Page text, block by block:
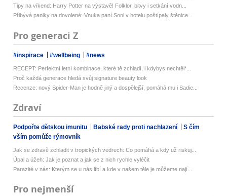
Tipy na víkend: Harry Potter na výstavě! Folklor, bitvy i setkání vodn...
Přibývá paniky na dovolené: Vnuka paní Soni v hotelu poštípaly štěnice...
Pro generaci Z
#inspirace #wellbeing #news
RECEPT: Perfektní letní kombinace, které tě zchladí, i kdybys nechtěl*...
Proč každá generace hledá svůj signature beauty look
Recenze: nový Spider-Man je hodně jiný a dospělejší, pomáhá mu i Sadie...
Zdraví
Podpořte dětskou imunitu Babské rady proti nachlazení
S čím
vším pomůže rýmovník
Jak se zdravě zchladit v tropických vedrech: Co pomáhá a kdy už riskuj...
Úpal a úžeh: Jak je poznat a jak se z nich rychle vyléčit
Parazité v nás: Kterým se u nás líbí a kde v našem těle je můžeme nají...
Pro nejmenší